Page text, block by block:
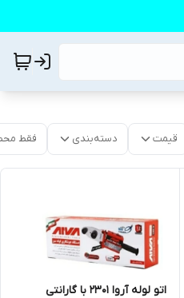
قیمت دسته‌بندی فقط
اتو لوله آروا ۲۳۰۱ با گارانتی